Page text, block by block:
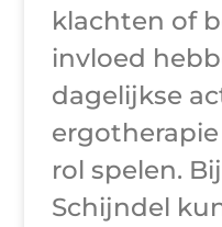
klachten of
invloed
dagelijkse
rol spelen.
Schijndel